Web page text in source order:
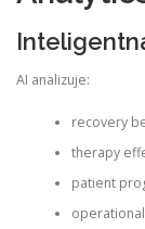
AI analizuje:
recovery
therapy
patient